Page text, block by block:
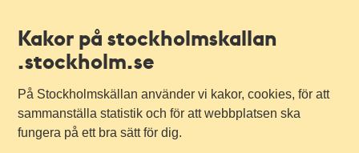
Kakor på stockholmskallan
.stockholm.se
På Stockholmskällan använder vi kakor, cookies, för att
sammanställa statistik och för att webbplatsen ska
fungera på ett bra sätt för dig.